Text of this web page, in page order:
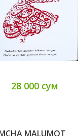
28 000 сум
MALUMOT